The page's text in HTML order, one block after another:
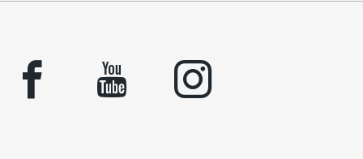
facebook youtube instagram